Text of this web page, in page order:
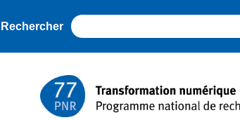
Rechercher